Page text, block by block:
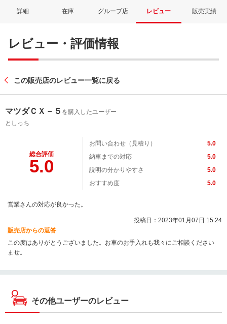
詳細 在庫 グループ店 レビュー 販売実績
レビュー・評価情報
この販売店のレビュー一覧に戻る
マツダＣＸ－５ を購入したユーザー
としっち
総合評価
5.0
お問い合わせ（見積り）
5.0
納車までの対応
5.0
説明の分かりやすさ
5.0
おすすめ度
5.0
営業さんの対応が良かった。
投稿日：2023年01月07日 15:24
販売店からの返答
この度はありがとうございました。お車のお手入れも我々にご相談ください
ませ。
その他ユーザーのレビュー